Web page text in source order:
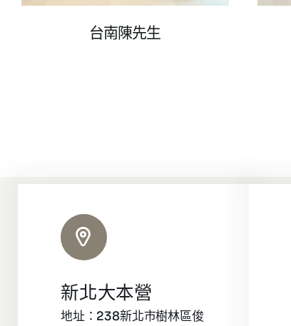
台南陳先生
新北大本營
地址：238新北市樹林區俊